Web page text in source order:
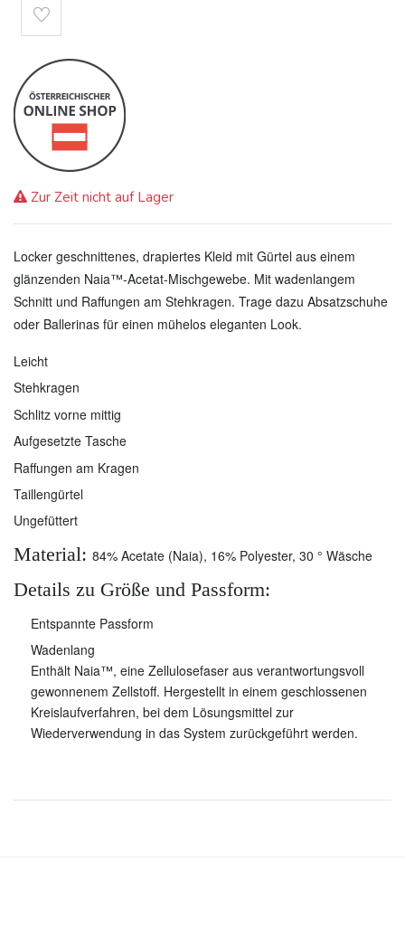
Zur Zeit nicht auf Lager
Locker geschnittenes, drapiertes Kleid mit Gürtel aus einem
glänzenden Naia™-Acetat-Mischgewebe. Mit wadenlangem
Schnitt und Raffungen am Stehkragen. Trage dazu Absatzschuhe
oder Ballerinas für einen mühelos eleganten Look.
Leicht
Stehkragen
Schlitz vorne mittig
Aufgesetzte Tasche
Raffungen am Kragen
Taillengürtel
Ungefüttert
Material: 84% Acetate (Naia), 16% Polyester, 30 ° Wäsche
Details zu Größe und Passform:
Entspannte Passform
Wadenlang
Enthält Naia™, eine Zellulosefaser aus verantwortungsvoll
gewonnenem Zellstoff. Hergestellt in einem geschlossenen
Kreislaufverfahren, bei dem Lösungsmittel zur
Wiederverwendung in das System zurückgeführt werden.